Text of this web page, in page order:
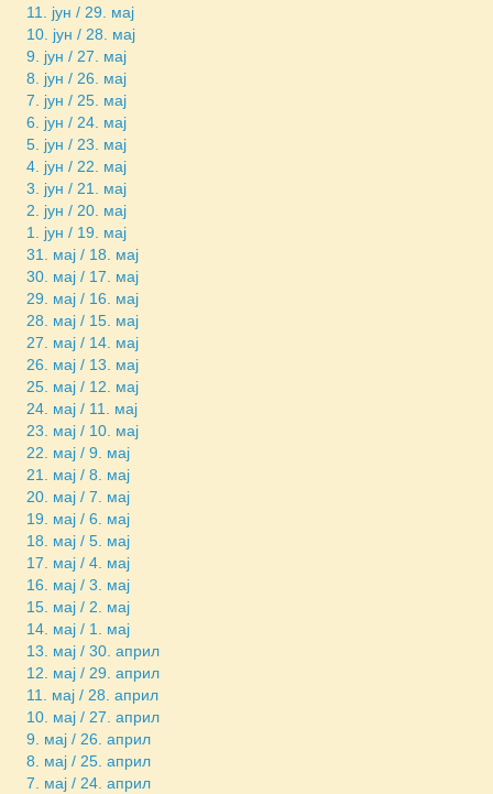
11. јун / 29. мај
10. јун / 28. мај
9. јун / 27. мај
8. јун / 26. мај
7. јун / 25. мај
6. јун / 24. мај
5. јун / 23. мај
4. јун / 22. мај
3. јун / 21. мај
2. јун / 20. мај
1. јун / 19. мај
31. мај / 18. мај
30. мај / 17. мај
29. мај / 16. мај
28. мај / 15. мај
27. мај / 14. мај
26. мај / 13. мај
25. мај / 12. мај
24. мај / 11. мај
23. мај / 10. мај
22. мај / 9. мај
21. мај / 8. мај
20. мај / 7. мај
19. мај / 6. мај
18. мај / 5. мај
17. мај / 4. мај
16. мај / 3. мај
15. мај / 2. мај
14. мај / 1. мај
13. мај / 30. април
12. мај / 29. април
11. мај / 28. април
10. мај / 27. април
9. мај / 26. април
8. мај / 25. април
7. мај / 24. април